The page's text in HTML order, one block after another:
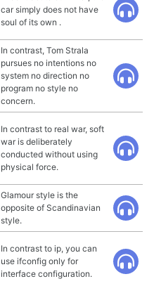
car simply does not have
soul of its own .
In contrast, Tom Strala
pursues no intentions no
system no direction no
program no style no
concern.
In contrast to real war, soft
war is deliberately
conducted without using
physical force.
Glamour style is the
opposite of Scandinavian
style.
In contrast to ip, you can
use ifconfig only for
interface configuration.